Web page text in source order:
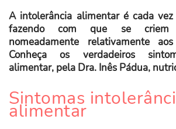
A intolerância alimentar é cada
fazendo com que se criem
nomeadamente relativamente
Conheça os verdadeiros
alimentar, pela Dra. Inês Pádua,
Sintomas
alimentar